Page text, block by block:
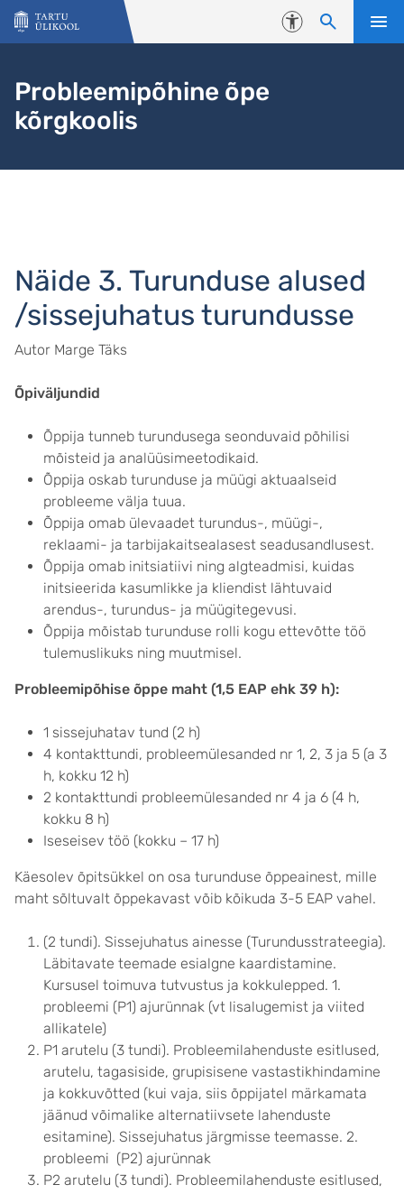
Liigu edasi põhisisu juurde
Juurdepääsetavus
Probleemipõhine õpe
kõrgkoolis
Näide 3. Turunduse alused
/sissejuhatus turundusse
Autor Marge Täks
Õpiväljundid
Õppija tunneb turundusega seonduvaid põhilisi
mõisteid ja analüüsimeetodikaid.
Õppija oskab turunduse ja müügi aktuaalseid
probleeme välja tuua.
Õppija omab ülevaadet turundus-, müügi-,
reklaami- ja tarbijakaitsealasest seadusandlusest.
Õppija omab initsiatiivi ning algteadmisi, kuidas
initsieerida kasumlikke ja kliendist lähtuvaid
arendus-, turundus- ja müügitegevusi.
Õppija mõistab turunduse rolli kogu ettevõtte töö
tulemuslikuks ning muutmisel.
Probleemipõhise õppe maht (1,5 EAP ehk 39 h):
1 sissejuhatav tund (2 h)
4 kontakttundi, probleemülesanded nr 1, 2, 3 ja 5 (a 3
h, kokku 12 h)
2 kontakttundi probleemülesanded nr 4 ja 6 (4 h,
kokku 8 h)
Iseseisev töö (kokku – 17 h)
Käesolev õpitsükkel on osa turunduse õppeainest, mille
maht sõltuvalt õppekavast võib kõikuda 3-5 EAP vahel.
(2 tundi). Sissejuhatus ainesse (Turundusstrateegia).
Läbitavate teemade esialgne kaardistamine.
Kursusel toimuva tutvustus ja kokkulepped. 1.
probleemi (P1) ajurünnak (vt lisalugemist ja viited
allikatele)
P1 arutelu (3 tundi). Probleemilahenduste esitlused,
arutelu, tagasiside, grupisisene vastastikhindamine
ja kokkuvõtted (kui vaja, siis õppijatel märkamata
jäänud võimalike alternatiivsete lahenduste
esitamine). Sissejuhatus järgmisse teemasse. 2.
probleemi (P2) ajurünnak
P2 arutelu (3 tundi). Probleemilahenduste esitlused,